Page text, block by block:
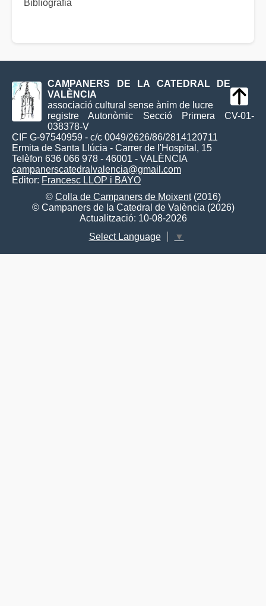
Bibliografia
CAMPANERS DE LA CATEDRAL DE
VALÈNCIA
associació cultural sense ànim de lucre
registre Autonòmic Secció Primera CV-01-
038378-V
CIF G-97540959 - c/c 0049/2626/86/2814120711
Ermita de Santa Llúcia - Carrer de l'Hospital, 15
Telèfon 636 066 978 - 46001 - VALÈNCIA
campanerscatedralvalencia@gmail.com
Editor: Francesc LLOP i BAYO
© Colla de Campaners de Moixent(2016)
© Campaners de la Catedral de València (2026)
Actualització: 10-08-2026
Select Language
▼